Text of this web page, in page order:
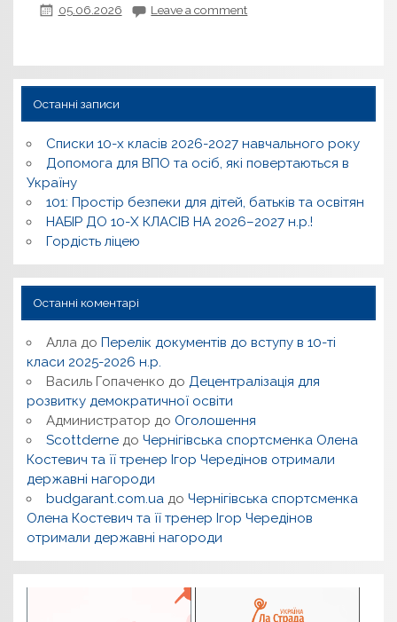
05.06.2026 Leave a comment
Останні записи
Списки 10-х класів 2026-2027 навчального року
Допомога для ВПО та осіб, які повертаються в
Україну
101: Простір безпеки для дітей, батьків та освітян
НАБІР ДО 10-Х КЛАСІВ НА 2026–2027 н.р.!
Гордість ліцею
Останні коментарі
Алладо Перелік документів до вступу в 10-ті
класи 2025-2026 н.р.
Василь Гопаченко до Децентралізація для
розвитку демократичної освіти
Администратор до Оголошення
Scottderneдо Чернігівська спортсменка Олена
Костевич та її тренер Ігор Чередінов отримали
державні нагороди
budgarant.com.uaдо Чернігівська спортсменка
Олена Костевич та її тренер Ігор Чередінов
отримали державні нагороди